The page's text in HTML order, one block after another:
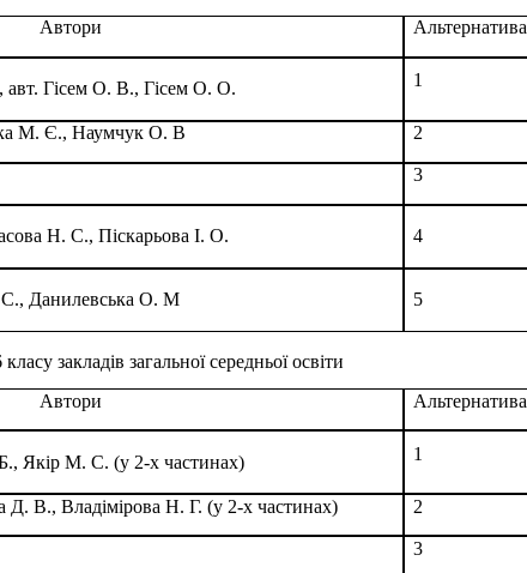
Автори
Альтернатива
авт. Гісем О. В., Гісем О. О. 1
М. Є., Наумчук О. В 2
3
Н. С., Піскарьова І. О. 4
Данилевська О. М 5
закладів загальної середньої освіти
Автори
Альтернатива
Якір М. С. (у 2-х частинах) 1
Д. В., Владімірова Н. Г. (у 2-х частинах) 2
3